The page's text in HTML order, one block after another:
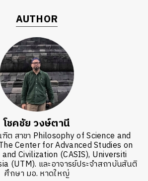
AUTHOR
โชคชัย วงษ์ตานี
สาขา Philosophy of Science and
Center for Advanced Studies on
Civilization (CASIS), Universiti
(UTM). และอาจารย์ประจำสถาบันสันติ
ศึกษา มอ. หาดใหญ่